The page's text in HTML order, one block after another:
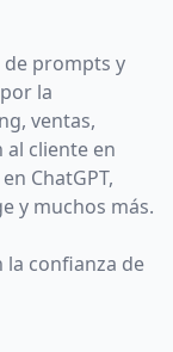
de prompts y
la
ventas,
cliente en
ChatGPT,
y muchos más.
la confianza de